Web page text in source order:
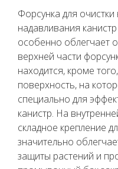
Форсунка для очистки
надавливания
особенно облегчает
верхней части
находится, кроме
поверхность, на
специально для
канистр. На
складное крепление
значительно
защиты растений и